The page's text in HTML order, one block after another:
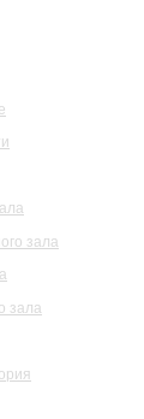
зала
зала